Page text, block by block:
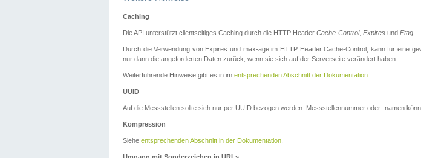
Caching
Die API unterstützt clientseitiges Caching durch die HTTP Header Cache-Control, Expires und Etag.
Durch die Verwendung von Expires und max-age im HTTP Header Cache-Control, kann für eine
nur dann die angeforderten Daten zurück, wenn sie sich auf der Serverseite verändert haben.
Weiterführende Hinweise gibt es in im entsprechenden Abschnitt der Dokumentation.
UUID
Auf die Messstellen sollte sich nur per UUID bezogen werden. Messstellennummer oder -namen
Kompression
Siehe entsprechenden Abschnitt in der Dokumentation.